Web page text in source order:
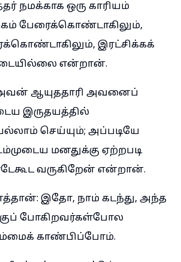
நமக்காக ஒரு காரியம்
பேரைக்கொண்டாகிலும்,
இரட்சிக்கக்
என்றான்.
ஆயுததாரி அவனைப்
இருதயத்தில்
செய்யும்; அப்படியே
மனதுக்கு ஏற்றபடி
வருகிறேன் என்றான்.
இதோ, நாம் கடந்து, அந்த
போகிறவர்கள்போல
காண்பிப்போம்.